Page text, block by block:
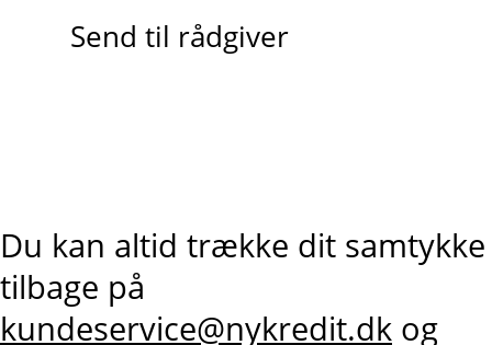
Send til rådgiver
Du kan altid trække dit samtykke
tilbage på
kundeservice@nykredit.dk og